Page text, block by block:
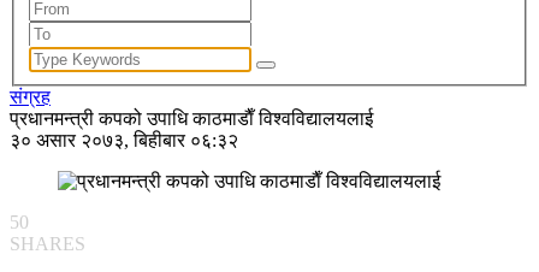
संग्रह
प्रधानमन्त्री कपको उपाधि काठमाडाैँ विश्वविद्यालयलाई
३० असार २०७३, बिहीबार ०६:३२
50
SHARES